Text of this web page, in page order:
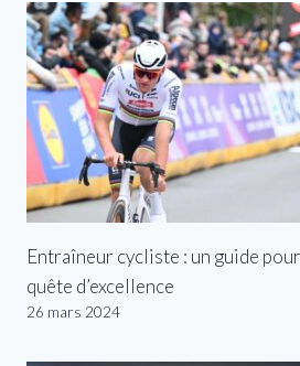
Entraîneur cycliste : un guide
quête d’excellence
26 mars 2024